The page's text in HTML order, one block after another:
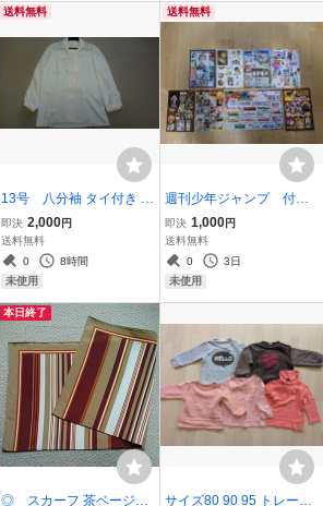
送料無料
13号 八分袖 タイ付き チ
リメン風ブラウス 制服 フ
ォーマル 上質 高級 新品
即決 2,000円
送料無料
0
8時間
未使用
送料無料
週刊少年ジャンプ 付
録 シール 全8種
即決 1,000円
送料無料
0
3日
未使用
本日終了
◎ スカーフ 茶ベージュ サイズ80 90 95 トレーナ